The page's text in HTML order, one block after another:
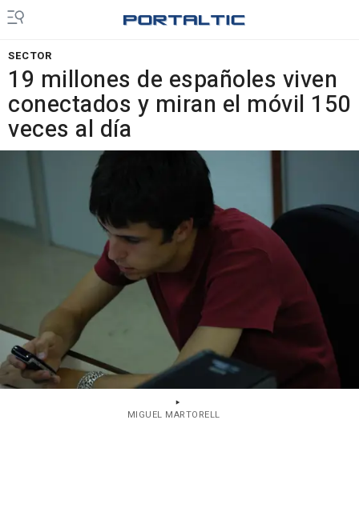
SECTOR
19 millones de españoles viven
conectados y miran el móvil 150
veces al día
MIGUEL MARTORELL